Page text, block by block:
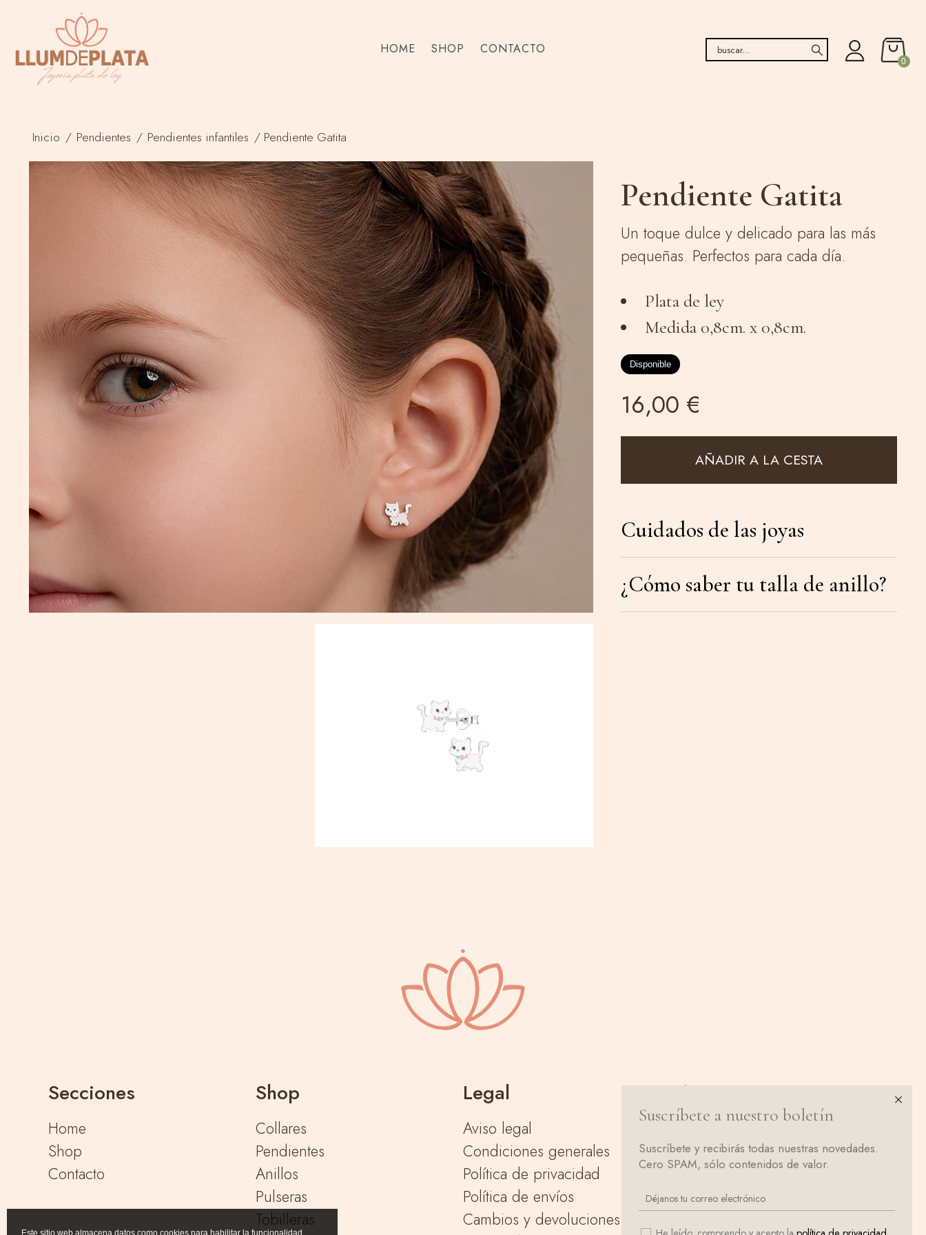
0
HOME SHOP CONTACTO
Inicio / Pendientes / Pendientes infantiles / Pendiente Gatita
Pendiente Gatita
Un toque dulce y delicado para las más
pequeñas. Perfectos para cada día.
Plata de ley
Medida 0,8cm. x 0,8cm.
Disponible
16,00 €
AÑADIR A LA CESTA
Cuidados de las joyas
¿Cómo saber tu talla de anillo?
Secciones
Home
Shop
Contacto
Shop
Collares
Pendientes
Anillos
Pulseras
Tobilleras
Legal
Aviso legal
Condiciones generales
Política de privacidad
Política de envíos
Cambios y devoluciones
Síguenos en Instagram
Este sitio web almacena datos como cookies para habilitar la funcionalidad
Suscríbete a nuestro boletín
Suscríbete y recibirás todas nuestras novedades.
Cero SPAM, sólo contenidos de valor.